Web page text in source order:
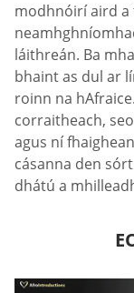
modhnóirí aird
láithreán. Ba
bhaint as dul ar
roinn na
corraitheach,
agus ní
cásanna den
dhátú a